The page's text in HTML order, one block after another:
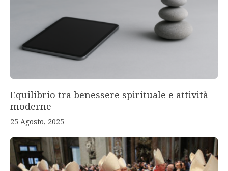
Equilibrio tra benessere spirituale e attività
moderne
25 Agosto, 2025